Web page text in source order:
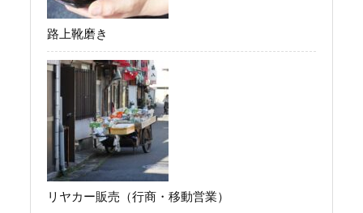
路上靴磨き
リヤカー販売（行商・移動営業）